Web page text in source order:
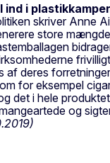
ind i
skriver Anne
store
af deres
for eksempel
det i hele
og